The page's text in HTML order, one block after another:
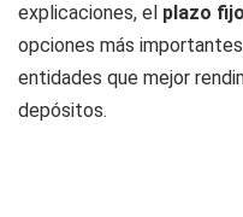
explicaciones, el plazo
opciones más
entidades que mejor
depósitos.